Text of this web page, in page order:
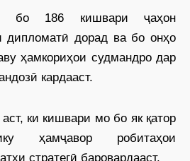
бо 186 кишвари ҷаҳон
дипломатӣ дорад ва бо онҳо
ҳамкориҳои судмандро дар
кардааст.
ки кишвари мо бо як қатор
ҳамҷавор робитаҳои
стратегӣ баровардааст.